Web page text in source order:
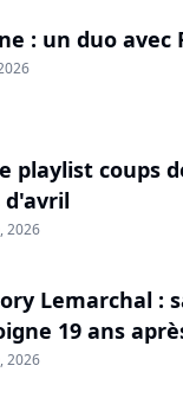
: un duo avec
playlist coups
d'avril
2026
Lemarchal :
19 ans
2026